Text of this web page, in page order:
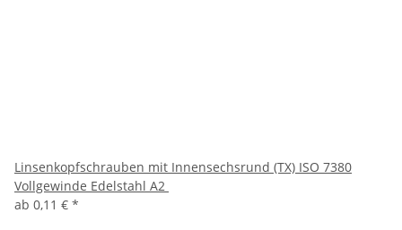
Linsenkopfschrauben mit Innensechsrund (TX) ISO 7380
Vollgewinde Edelstahl A2
ab 0,11 € *